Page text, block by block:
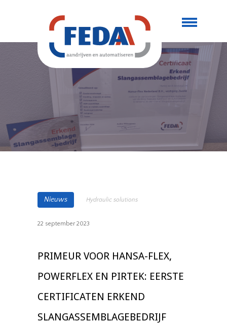
Nieuws Hydraulic solutions
22 september 2023
PRIMEUR VOOR HANSA-FLEX,
POWERFLEX EN PIRTEK: EERSTE
CERTIFICATEN ERKEND
SLANGASSEMBLAGEBEDRIJF